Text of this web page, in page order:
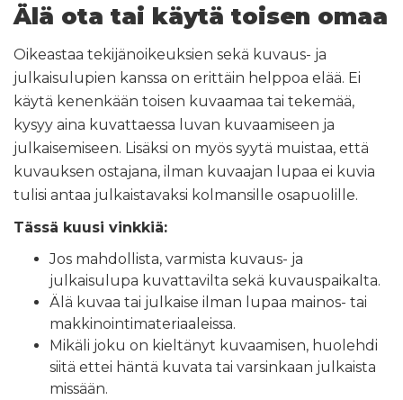
Älä ota tai käytä toisen omaa
Oikeastaa tekijänoikeuksien sekä kuvaus- ja
julkaisulupien kanssa on erittäin helppoa elää. Ei
käytä kenenkään toisen kuvaamaa tai tekemää,
kysyy aina kuvattaessa luvan kuvaamiseen ja
julkaisemiseen. Lisäksi on myös syytä muistaa, että
kuvauksen ostajana, ilman kuvaajan lupaa ei kuvia
tulisi antaa julkaistavaksi kolmansille osapuolille.
Tässä kuusi vinkkiä:
Jos mahdollista, varmista kuvaus- ja
julkaisulupa kuvattavilta sekä kuvauspaikalta.
Älä kuvaa tai julkaise ilman lupaa mainos- tai
makkinointimateriaaleissa.
Mikäli joku on kieltänyt kuvaamisen, huolehdi
siitä ettei häntä kuvata tai varsinkaan julkaista
missään.